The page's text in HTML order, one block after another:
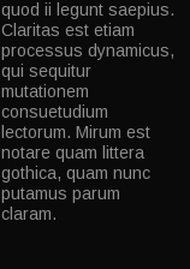
quod ii legunt saepius.
Claritas est etiam
processus dynamicus,
qui sequitur
mutationem
consuetudium
lectorum. Mirum est
notare quam littera
gothica, quam nunc
putamus parum
claram.